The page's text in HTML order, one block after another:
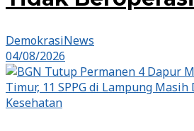
DemokrasiNews
04/08/2026
Kesehatan